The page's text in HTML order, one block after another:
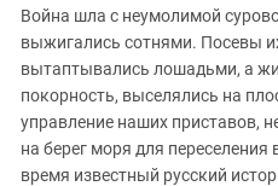
Война шла с неумолимой
выжигались сотнями. Посевы
вытаптывались лошадьми, а
покорность, выселялись на
управление наших приставов,
на берег моря для
время известный русский